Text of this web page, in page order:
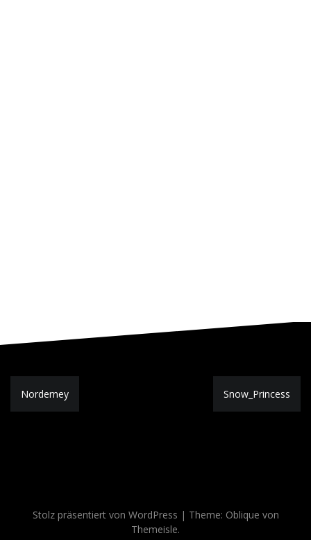
Beitragsnavigation
Norderney Snow_Princess
Stolz präsentiert von WordPress | Theme: Oblique von
Themeisle.